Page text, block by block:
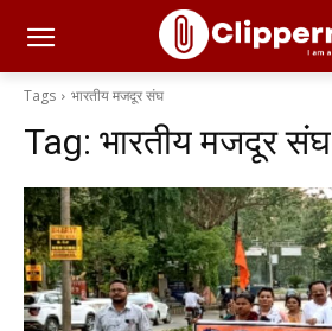
Tags भारतीय मजदूर संघ
Tag: भारतीय मजदूर संघ